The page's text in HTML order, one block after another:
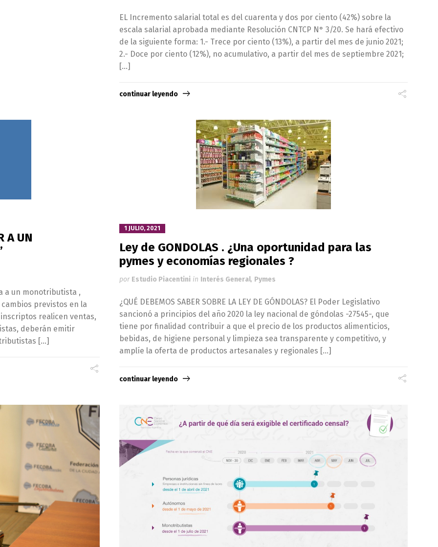
EL Incremento salarial total es del cuarenta y dos por ciento (42%) sobre la
escala salarial aprobada mediante Resolución CNTCP N° 3/20. Se hará efectivo
de la siguiente forma: 1.- Trece por ciento (13%), a partir del mes de junio 2021;
2.- Doce por ciento (12%), no acumulativo, a partir del mes de septiembre 2021;
[…]
continuar leyendo
A UN
a un monotributista ,
previstos en la
realicen ventas,
deberán emitir
[…]
1 JULIO, 2021
Ley de GONDOLAS . ¿Una oportunidad para las
pymes y economías regionales ?
por Estudio Piacentini in Interés General, Pymes
¿QUÉ DEBEMOS SABER SOBRE LA LEY DE GÓNDOLAS? El Poder Legislativo
sancionó a principios del año 2020 la ley nacional de góndolas -27545-, que
tiene por finalidad contribuir a que el precio de los productos alimenticios,
bebidas, de higiene personal y limpieza sea transparente y competitivo, y
amplíe la oferta de productos artesanales y regionales […]
continuar leyendo